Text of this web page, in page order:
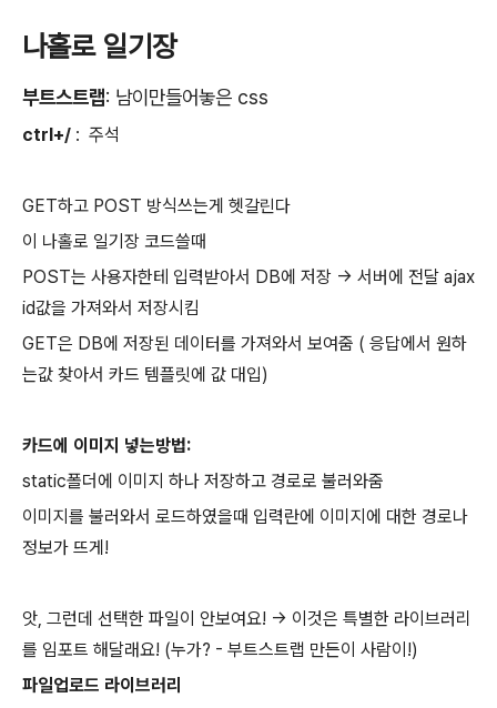
나홀로 일기장
부트스트랩: 남이만들어놓은 css
ctrl+/ : 주석
GET하고 POST 방식쓰는게 헷갈린다
이 나홀로 일기장 코드쓸때
POST는 사용자한테 입력받아서 DB에 저장 -> 서버에 전달 ajax
id값을 가져와서 저장시킴
GET은 DB에 저장된 데이터를 가져와서 보여줌 ( 응답에서 원하
는값 찾아서 카드 템플릿에 값 대입)
카드에 이미지 넣는방법:
static폴더에 이미지 하나 저장하고 경로로 불러와줌
이미지를 불러와서 로드하였을때 입력란에 이미지에 대한 경로나
정보가 뜨게!
앗, 그런데 선택한 파일이 안보여요! → 이것은 특별한 라이브러리
를 임포트 해달래요! (누가? - 부트스트랩 만든이 사람이!)
파일업로드 라이브러리